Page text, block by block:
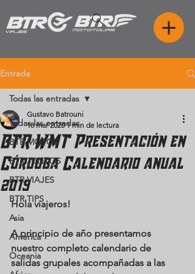
Entrada
Todas las entradas
BTR MOTOS
BTR JUNTOS
BTR VIAJES
BTR TIPS
Asia
America
Oceania
Todas las entradas
BTR WMT Presentación en
Córdoba Calendario anual
2019
Gustavo Batrouni
18 mar 2020 1 min de lectura
Hola viajeros!
A principio de año presentamos
nuestro completo calendario de
salidas grupales acompañadas a las